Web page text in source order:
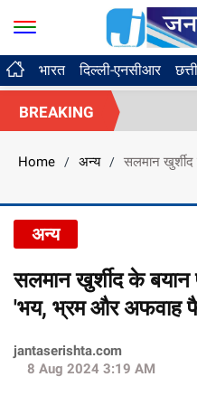
भारत दिल्ली-एनसीआर
BREAKING
Home / अन्य / सलमान
अन्य
सलमान खुर्शीद के बयान
'भय, भ्रम और अफवाह
jantaserishta.com
8 Aug 2024 3:19 AM